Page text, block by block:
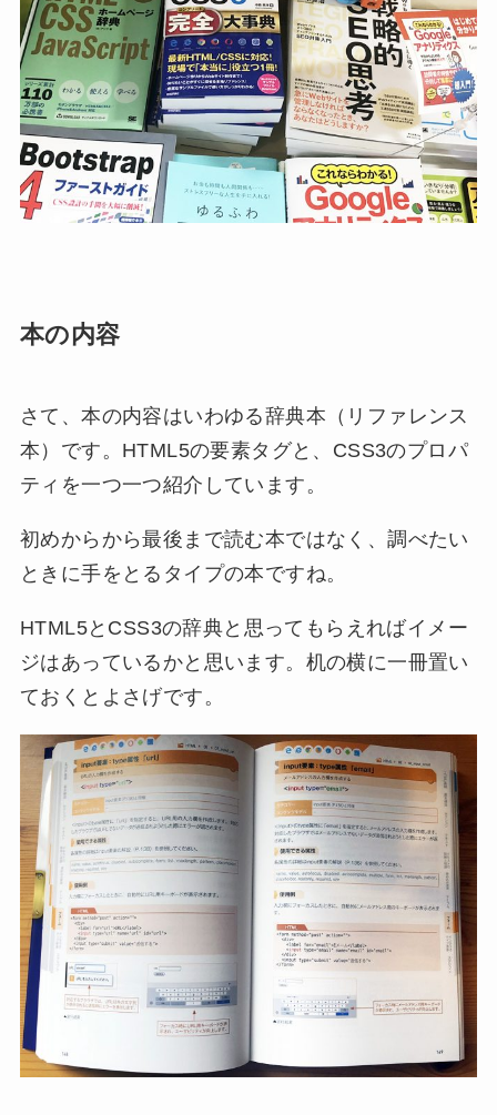
本の内容
さて、本の内容はいわゆる辞典本（リファレンス
本）です。HTML5の要素タグと、CSS3のプロパ
ティを一つ一つ紹介しています。
初めからから最後まで読む本ではなく、調べたい
ときに手をとるタイプの本ですね。
HTML5とCSS3の辞典と思ってもらえればイメー
ジはあっているかと思います。机の横に一冊置い
ておくとよさげです。